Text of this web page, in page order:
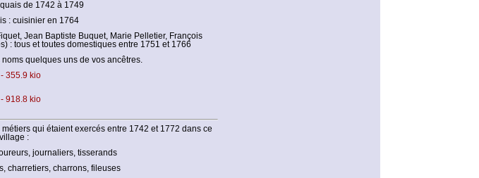
de 1742 à 1749
: cuisinier en 1764
Jean Baptiste Buquet, Marie Pelletier, François
: tous et toutes domestiques entre 1751 et 1766
quelques uns de vos ancêtres.
qui étaient exercés entre 1742 et 1772 dans ce
:
journaliers, tisserands
charretiers, charrons, fileuses